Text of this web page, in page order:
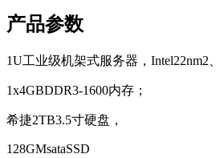
产品参数
1U工业级机架式服务器，Intel22nm2
1x4GBDDR3-1600内存；
希捷2TB3.5寸硬盘，
128GMsataSSD